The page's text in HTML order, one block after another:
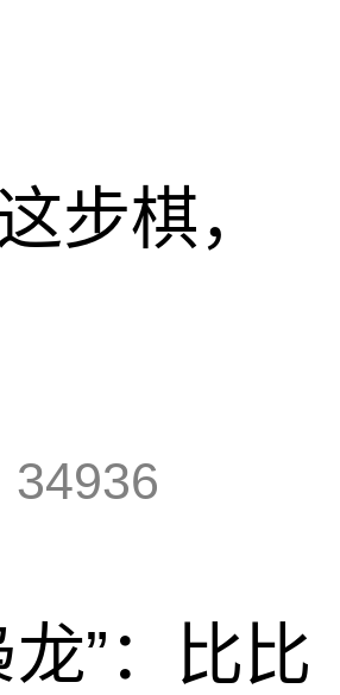
步棋，
34936
”：比比